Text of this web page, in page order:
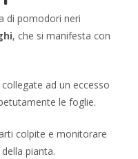
di pomodori neri
, che si manifesta con
ad un eccesso
le foglie.
colpite e monitorare
pianta.